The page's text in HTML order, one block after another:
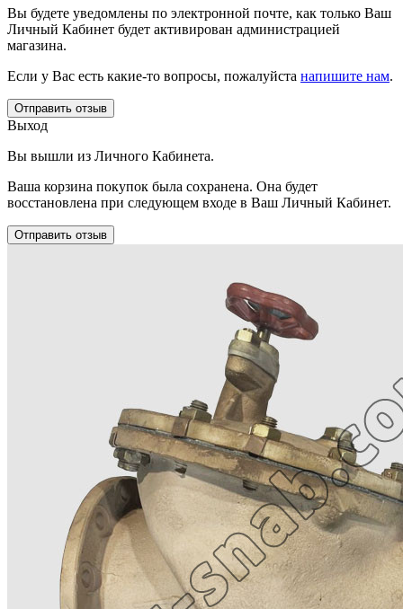
Вы будете уведомлены по электронной почте, как только Ваш
Личный Кабинет будет активирован администрацией
магазина.
Если у Вас есть какие-то вопросы, пожалуйста напишите нам.
Отправить отзыв
Выход
Вы вышли из Личного Кабинета.
Ваша корзина покупок была сохранена. Она будет
восстановлена при следующем входе в Ваш Личный Кабинет.
Отправить отзыв